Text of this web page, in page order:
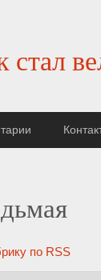
стал
по RSS